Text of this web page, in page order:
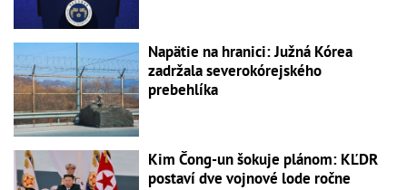
Napätie na hranici: Južná Kórea
zadržala severokórejského
prebehlíka
Kim Čong-un šokuje plánom: KĽDR
postaví dve vojnové lode ročne